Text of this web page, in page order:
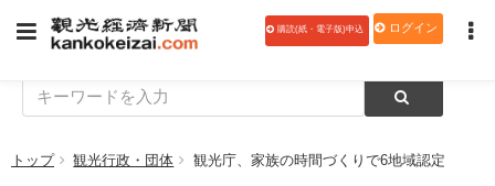
購読(紙・電子版)申込 ログイン
トップ 観光行政・団体 観光庁、家族の時間づくりで6地域認定